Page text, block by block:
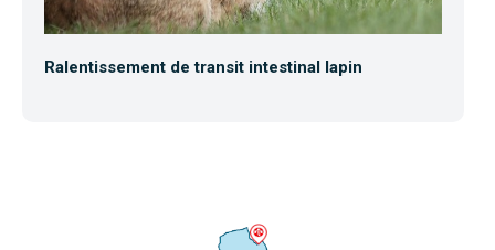
Ralentissement de transit intestinal lapin